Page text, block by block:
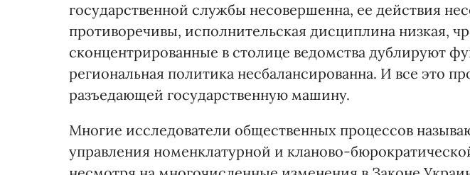
государственной службы несовершенна, ее действия
противоречивы, исполнительская дисциплина низкая,
сконцентрированные в столице ведомства дублируют
региональная политика несбалансированна. И все это
разъедающей государственную машину.
Многие исследователи общественных процессов
управления номенклатурной и кланово-